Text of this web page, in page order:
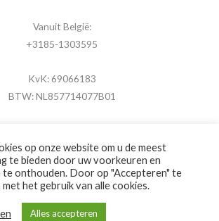
Vanuit België:
+3185-1303595
KvK: 69066183
BTW: NL857714077B01
© 2026 MijnFotolijstje.nl
Powered by Brouwer Digitaal
op onze website om u de meest
te bieden door uw voorkeuren en
te onthouden. Door op "Accepteren" te
met het gebruik van alle cookies.
Alles accepteren